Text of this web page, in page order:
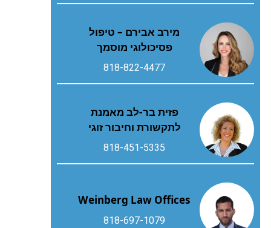
מירב אבירם – טיפול
פסיכולוגי מוסמך
818-822-4477
פזית בר-לב מאמנת
לתקשורת וחיבור זוגי
818-451-5335
Weinberg Law Offices
818-697-1079